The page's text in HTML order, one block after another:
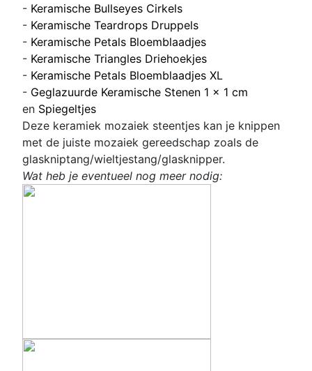
- Keramische Bullseyes Cirkels
- Keramische Teardrops Druppels
- Keramische Petals Bloemblaadjes
- Keramische Triangles Driehoekjes
- Keramische Petals Bloemblaadjes XL
- Geglazuurde Keramische Stenen 1 x 1 cm
en Spiegeltjes
Deze keramiek mozaiek steentjes kan je knippen
met de juiste mozaiek gereedschap zoals de
glaskniptang/wieltjestang/glasknipper.
Wat heb je eventueel nog meer nodig: